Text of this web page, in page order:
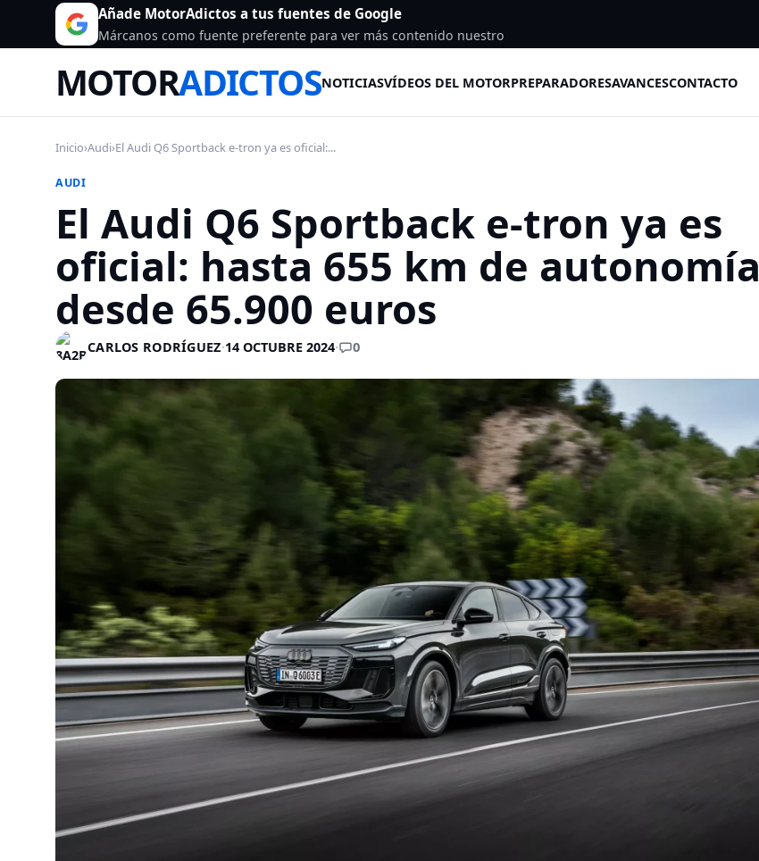
Añade MotorAdictos a tus fuentes de Google
Márcanos como fuente preferente para ver más contenido nuestro
MOTORADICTOSNOTICIASVÍDEOS DEL MOTORPREPARADORESAVANCESCONTACTO
Inicio›Audi›El Audi Q6 Sportback e-tron ya es oficial:...
AUDI
El Audi Q6 Sportback e-tron ya es
oficial: hasta 655 km de autonomía
desde 65.900 euros
CARLOS RODRÍGUEZ·14 OCTUBRE 2024· 0